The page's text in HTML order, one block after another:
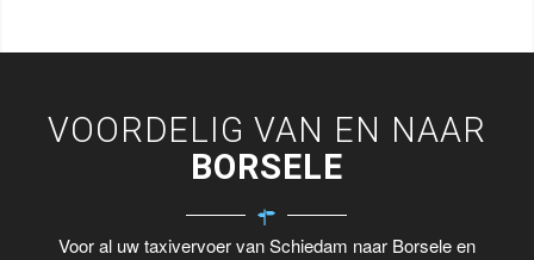
VOORDELIG VAN EN NAAR
BORSELE
Voor al uw taxivervoer van Schiedam naar Borsele en